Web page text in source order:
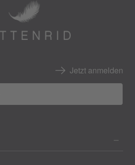
Jetzt anmelden